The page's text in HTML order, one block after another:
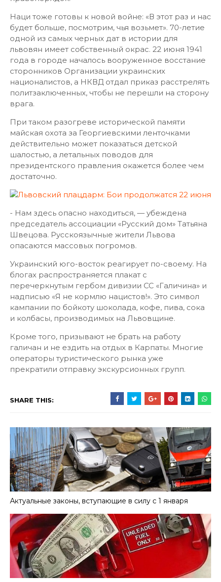
Наци тоже готовы к новой войне: «В этот раз и нас
будет больше, посмотрим, чья возьмет». 70-летие
одной из самых черных дат в истории для
львовян имеет собственный окрас. 22 июня 1941
года в городе началось вооруженное восстание
сторонников Организации украинских
националистов, а НКВД отдал приказ расстрелять
политзаключенных, чтобы не перешли на сторону
врага.
При таком разогреве исторической памяти
майская охота за Георгиевскими ленточками
действительно может показаться детской
шалостью, а летальных поводов для
президентского правления окажется более чем
достаточно.
- Нам здесь опасно находиться, — убеждена
председатель ассоциации «Русский дом» Татьяна
Швецова. Русскоязычные жители Львова
опасаются массовых погромов.
Украинский юго-восток реагирует по-своему. На
блогах распространяется плакат с
перечеркнутым гербом дивизии СС «Галичина» и
надписью «Я не кормлю нацистов!». Это символ
кампании по бойкоту шоколада, кофе, пива, сока
и колбасы, производимых на Львовщине.
Кроме того, призывают не брать на работу
галичан и не ездить на отдых в Карпаты. Многие
операторы туристического рынка уже
прекратили отправку экскурсионных групп.
SHARE THIS:
Актуальные законы, вступающие в силу с 1 января